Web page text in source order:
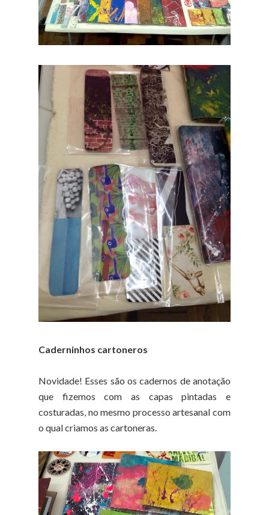
Caderninhos cartoneros
Novidade! Esses são os cadernos de anotação
que fizemos com as capas pintadas e
costuradas, no mesmo processo artesanal com
o qual criamos as cartoneras.